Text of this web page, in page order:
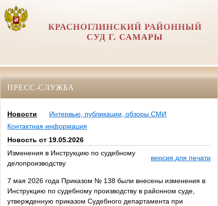
КРАСНОГЛИНСКИЙ РАЙОННЫЙ
СУД Г. САМАРЫ
ПРЕСС-СЛУЖБА
Новости
Интервью, публикации, обзоры СМИ
Контактная информация
Новость от 19.05.2026
Изменения в Инструкцию по судебному
делопроизводству
версия для печати
7 мая 2026 года Приказом № 138 были внесены изменения в
Инструкцию по судебному производству в районном суде,
утвержденную приказом Судебного департамента при